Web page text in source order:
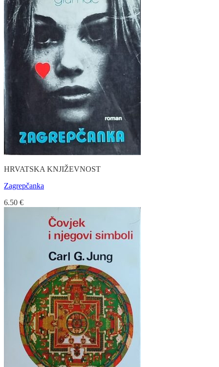
HRVATSKA KNJIŽEVNOST
Zagrepčanka
6.50 €